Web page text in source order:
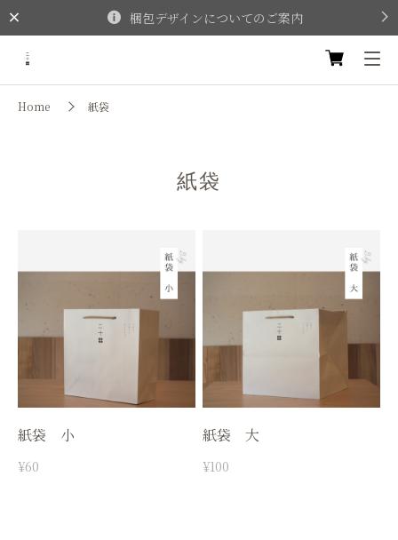
梱包デザインについてのご案内
Home 紙袋
紙袋
紙袋 小
¥60
紙袋 大
¥100